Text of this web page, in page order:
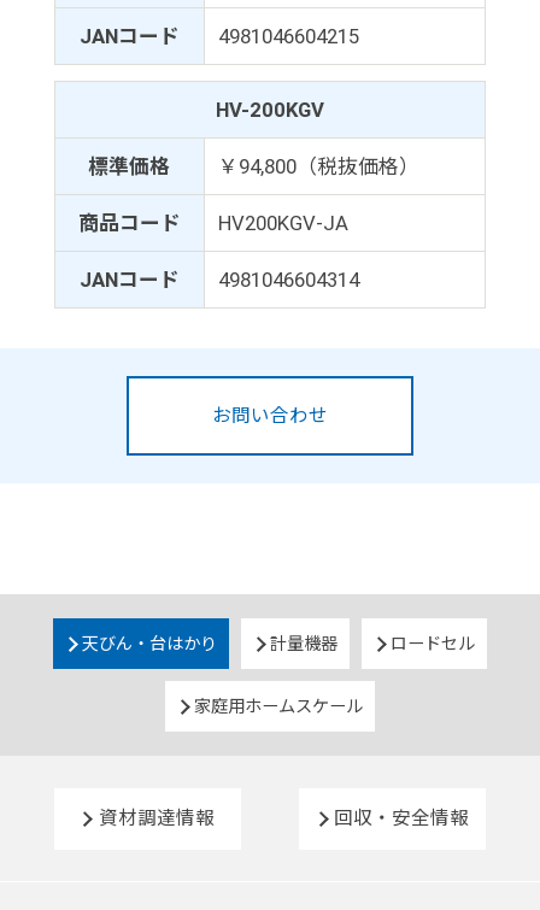
JANコード 4981046604215
HV-200KGV
標準価格 ￥94,800（税抜価格）
商品コード HV200KGV-JA
JANコード 4981046604314
お問い合わせ
天びん・台はかり 計量機器 ロードセル
家庭用ホームスケール
資材調達情報 回収・安全情報